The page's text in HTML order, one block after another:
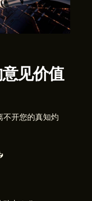
见价值
不开您的真知灼